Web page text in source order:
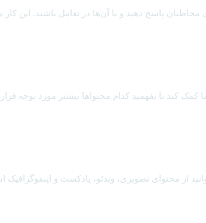
پاسخ دهید و با آن‌ها در تعامل باشید. این کار
کمک کند تا بفهمید کدام محتواها بیشتر مورد توجه قرار
از محتوای تصویری، ویدئو، پادکست و اینفوگرافیک